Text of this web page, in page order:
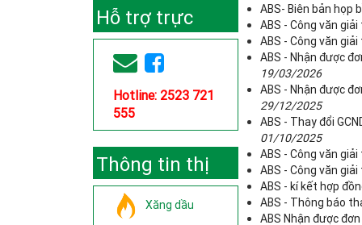
Hỗ trợ trực
tuyến
Hotline: 2523 721
555
Thông tin thị
trườngXăng dầu
ABS- Biên bản họp
ABS - Công văn
ABS - Công văn
ABS - Nhận được
19/03/2026
ABS - Nhận được
29/12/2025
ABS - Thay đổi
01/10/2025
ABS - Công văn
ABS - Công văn
ABS - kí kết hợp
ABS - Thông báo
ABS Nhận được